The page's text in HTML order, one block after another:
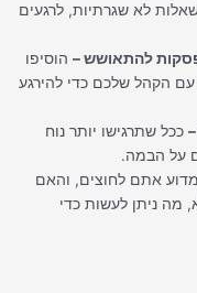
לא שגרתיות, לרגעים
להתאושש – הוסיפו
עם הקהל שלכם כדי להירגע
ככל שתרגישו יותר נוח
על הבמה.
אתם לחוצים, והאם
מה ניתן לעשות כדי